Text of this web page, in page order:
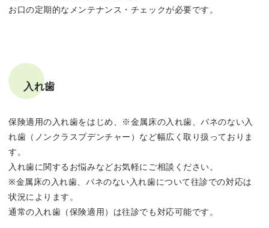
お口の定期的なメンテナンス・チェックが必要です。
入れ歯
保険適用の入れ歯をはじめ、※金属床の入れ歯、バネのない入
れ歯（ノンクラスプデンチャー）など幅広く取り扱っておりま
す。
入れ歯に関するお悩みなどお気軽にご相談ください。
※金属床の入れ歯、バネのない入れ歯について往診での対応は
状況によります。
通常の入れ歯（保険適用）は往診でも対応可能です。